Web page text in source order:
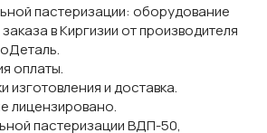
пастеризации: оборудование
в Киргизии от производителя
оплаты.
изготовления и доставка.
лицензировано.
пастеризации ВДП-50,